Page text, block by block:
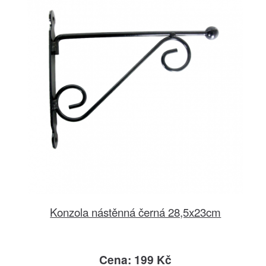
Konzola nástěnná černá 28,5x23cm
Cena: 199 Kč